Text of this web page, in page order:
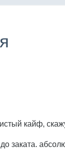
кайф,
заката.